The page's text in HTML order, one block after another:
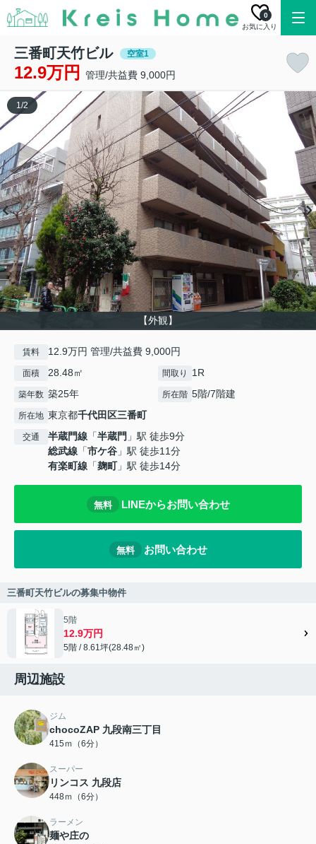
お気に入り
0
三番町天竹ビル 空室1
12.9万円 管理/共益費 9,000円
【外観】
1/2
賃料 12.9万円 管理/共益費 9,000円
面積 28.48㎡ 間取り 1R
築年数 築25年 所在階 5階/7階建
所在地 東京都千代田区三番町
交通 半蔵門線 「半蔵門 」駅 徒歩9分
総武線 「市ケ谷 」駅 徒歩11分
有楽町線 「麹町」駅 徒歩14分
無料 LINEからお問い合わせ
無料 お問い合わせ
三番町天竹ビルの募集中物件
5階
12.9万円
5階 / 8.61坪(28.48㎡)
周辺施設
ジム
chocoZAP 九段南三丁目
415ｍ（6分）
スーパー
リンコス 九段店
448ｍ（6分）
ラーメン
麺や庄の